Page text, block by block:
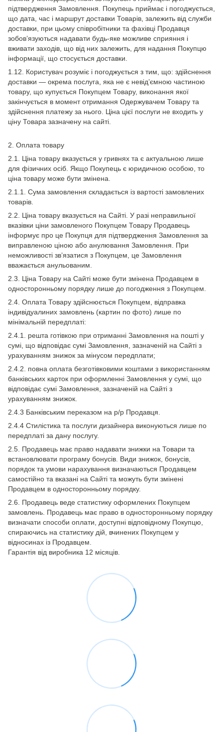
підтвердження Замовлення. Покупець приймає і погоджується,
що дата, час і маршрут доставки Товарів, залежить від служби
доставки, при цьому співробітники та фахівці Продавця
зобов’язуються надавати будь-яке можливе сприяння і
вживати заходів, що від них залежить, для надання Покупцю
інформації, що стосується доставки.
1.12. Користувач розуміє і погоджується з тим, що: здійснення
доставки — окрема послуга, яка не є невід’ємною частиною
товару, що купується Покупцем Товару, виконання якої
закінчується в момент отримання Одержувачем Товару та
здійснення платежу за нього. Ціна цієї послуги не входить у
ціну Товара зазначену на сайті.
2. Оплата товару
2.1. Ціна товару вказується у гривнях та є актуальною лише
для фізичних осіб. Якщо Покупець є юридичною особою, то
ціна товару може бути змінена.
2.1.1. Сума замовлення складається із вартості замовлених
товарів.
2.2. Ціна товару вказується на Сайті. У разі неправильної
вказівки ціни замовленого Покупцем Товару Продавець
інформує про це Покупця для підтвердження Замовлення за
виправленою ціною або анулювання Замовлення. При
неможливості зв’язатися з Покупцем, це Замовлення
вважається анульованим.
2.3. Ціна Товару на Сайті може бути змінена Продавцем в
односторонньому порядку лише до погодження з Покупцем.
2.4. Оплата Товару здійснюється Покупцем, відправка
індивідуалиних замовлень (картин по фото) лише по
мінімальній передплаті:
2.4.1. решта готівкою при отриманні Замовлення на пошті у
сумі, що відповідає сумі Замовлення, зазначеній на Сайті з
урахуванням знижок за мінусом передплати;
2.4.2. повна оплата безготівковими коштами з використанням
банківських карток при оформленні Замовлення у сумі, що
відповідає сумі Замовлення, зазначеній на Сайті з
урахуванням знижок.
2.4.3 Банківським переказом на р/р Продавця.
2.4.4 Стилістика та послуги дизайнера виконуються лише по
передплаті за дану послугу.
2.5. Продавець має право надавати знижки на Товари та
встановлювати програму бонусів. Види знижок, бонусів,
порядок та умови нарахування визначаються Продавцем
самостійно та вказані на Сайті та можуть бути змінені
Продавцем в односторонньому порядку.
2.6. Продавець веде статистику оформлених Покупцем
замовлень. Продавець має право в односторонньому порядку
визначати способи оплати, доступні відповідному Покупцю,
спираючись на статистику дій, вчинених Покупцем у
відносинах із Продавцем.
Гарантія від виробника 12 місяців.